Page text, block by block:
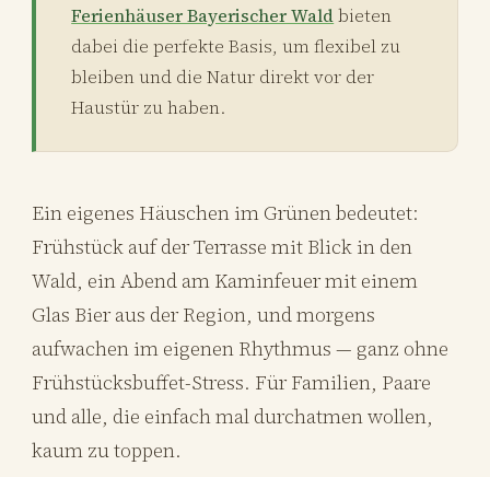
Ferienhäuser Bayerischer Waldbieten
dabei die perfekte Basis, um flexibel zu
bleiben und die Natur direkt vor der
Haustür zu haben.
Ein eigenes Häuschen im Grünen bedeutet:
Frühstück auf der Terrasse mit Blick in den
Wald, ein Abend am Kaminfeuer mit einem
Glas Bier aus der Region, und morgens
aufwachen im eigenen Rhythmus — ganz ohne
Frühstücksbuffet-Stress. Für Familien, Paare
und alle, die einfach mal durchatmen wollen,
kaum zu toppen.